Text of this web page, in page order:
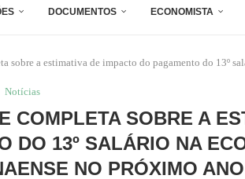
DOCUMENTOS ECONOMISTA
sobre a estimativa de impacto do pagamento do 13º
Notícias
COMPLETA SOBRE A
DO 13º SALÁRIO NA
NO PRÓXIMO ANO